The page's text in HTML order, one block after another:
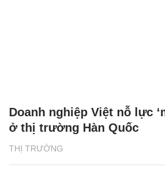
THỊ TRƯỜNG
Doanh nghiệp Việt nỗ lực
ở thị trường Hàn Quốc